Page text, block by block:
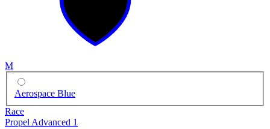
M
Aerospace Blue
Race
Propel Advanced 1